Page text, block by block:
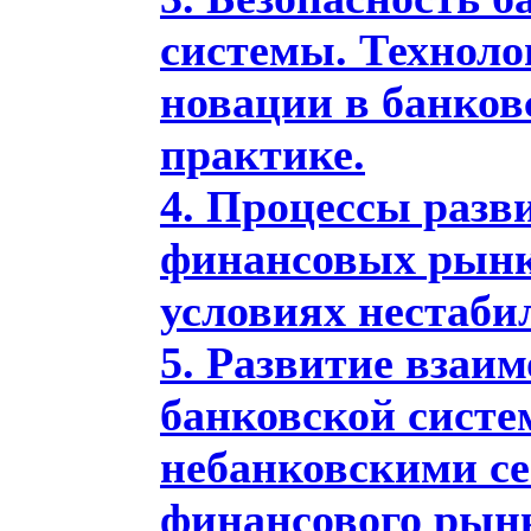
системы.
новации в
практике.
4. Процессы
финансовых
условиях
5. Развитие
банковской
небанковскими
финансового